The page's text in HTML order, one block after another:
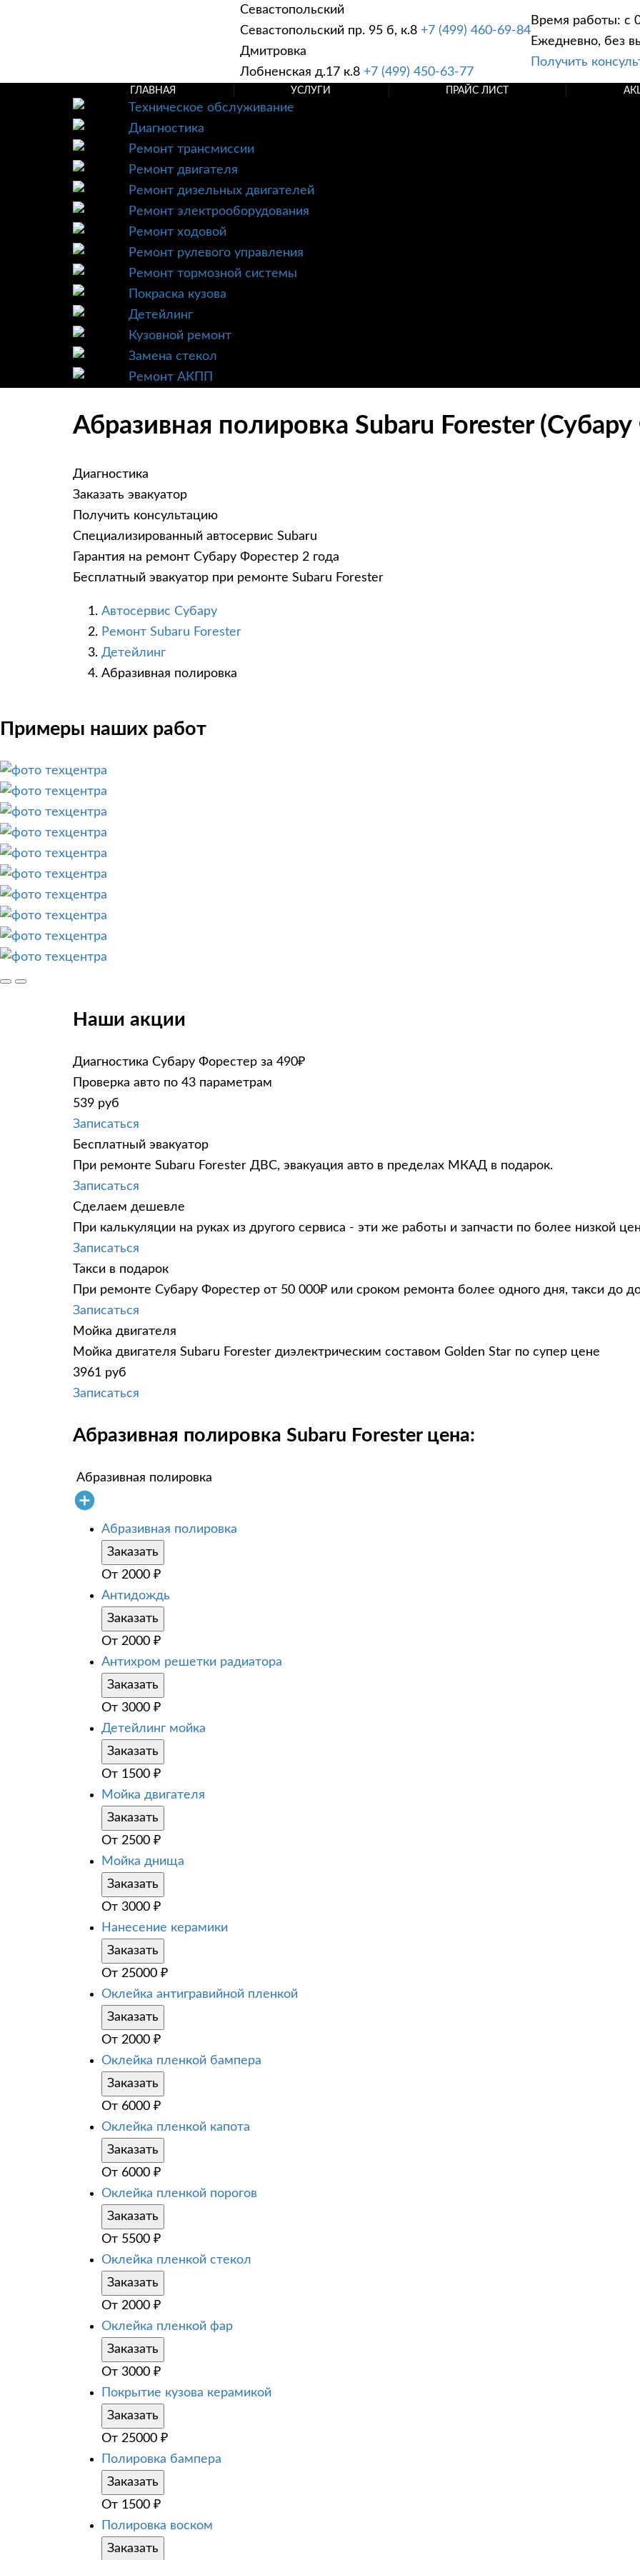
Севастопольский
Севастопольский пр. 95 б, к.8 +7 (499) 460-69-84
Дмитровка
Лобненская д.17 к.8 +7 (499) 450-63-77
Время работы: с
Ежедневно, без
Получить
ГЛАВНАЯ УСЛУГИ ПРАЙС ЛИСТ
Техническое обслуживание
Диагностика
Ремонт трансмиссии
Ремонт двигателя
Ремонт дизельных двигателей
Ремонт электрооборудования
Ремонт ходовой
Ремонт рулевого управления
Ремонт тормозной системы
Покраска кузова
Детейлинг
Кузовной ремонт
Замена стекол
Ремонт АКПП
Абразивная полировка Subaru Forester
Диагностика
Заказать эвакуатор
Получить консультацию
Специализированный автосервис Subaru
Гарантия на ремонт Субару Форестер 2 года
Бесплатный эвакуатор при ремонте Subaru Forester
Автосервис Субару
Ремонт Subaru Forester
Детейлинг
Абразивная полировка
Примеры наших работ
Наши акции
Диагностика Субару Форестер за 490₽
Проверка авто по 43 параметрам
539 руб
Записаться
Бесплатный эвакуатор
При ремонте Subaru Forester ДВС, эвакуация авто в пределах МКАД в подарок.
Записаться
Сделаем дешевле
При калькуляции на руках из другого сервиса - эти же работы и запчасти по более низкой
Записаться
Такси в подарок
При ремонте Субару Форестер от 50 000₽ или сроком ремонта более одного дня, такси до
Записаться
Мойка двигателя
Мойка двигателя Subaru Forester диэлектрическим составом Golden Star по супер цене
3961 руб
Записаться
Абразивная полировка Subaru Forester цена:
Абразивная полировка
Абразивная полировка
Заказать
От 2000 ₽
Антидождь
Заказать
От 2000 ₽
Антихром решетки радиатора
Заказать
От 3000 ₽
Детейлинг мойка
Заказать
От 1500 ₽
Мойка двигателя
Заказать
От 2500 ₽
Мойка днища
Заказать
От 3000 ₽
Нанесение керамики
Заказать
От 25000 ₽
Оклейка антигравийной пленкой
Заказать
От 2000 ₽
Оклейка пленкой бампера
Заказать
От 6000 ₽
Оклейка пленкой капота
Заказать
От 6000 ₽
Оклейка пленкой порогов
Заказать
От 5500 ₽
Оклейка пленкой стекол
Заказать
От 2000 ₽
Оклейка пленкой фар
Заказать
От 3000 ₽
Покрытие кузова керамикой
Заказать
От 25000 ₽
Полировка бампера
Заказать
От 1500 ₽
Полировка воском
Заказать